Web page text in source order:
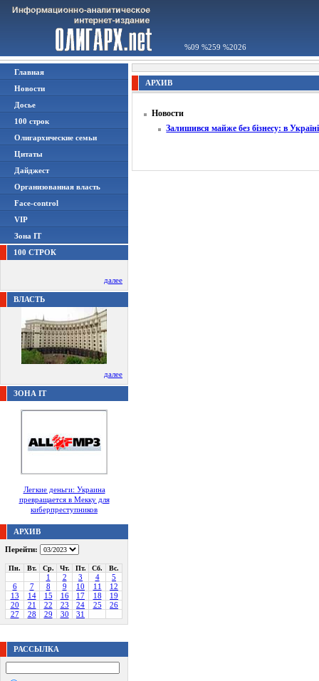
%09 %259 %2026
Главная
Новости
Досье
100 строк
Олигархические семьи
Цитаты
Дайджест
Организованная власть
Face-control
VIP
Зона IT
100 СТРОК
далее
ВЛАСТЬ
далее
ЗОНА IT
Легкие деньги: Украина
превращается в Мекку для
киберпреступников
АРХИВ
Перейти:
Пн. Вт. Ср. Чт. Пт. Сб. Вс.
1 2 3 4
5
6
7 8 9 10 11
12
13
14 15 16 17 18
19
20
21 22 23 24 25
26
27
28 29 30 31
РАССЫЛКА
АРХИВ
Новости
Залишився майже без бізнесу: в